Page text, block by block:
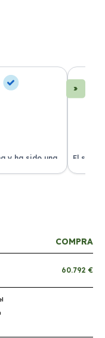
y ha sido una
sin sorpresas.
El
proceso
COMPRA
60.792 €